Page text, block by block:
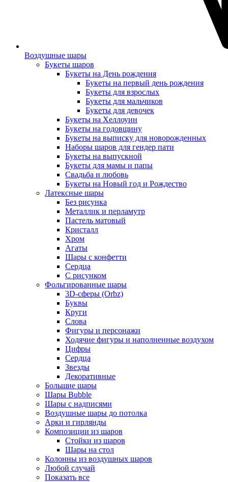
Воздушные шары
Букеты шаров
Букеты на День рождения
Букеты на первый день рождения
Букеты для взрослых
Букеты для мальчиков
Букеты для девочек
Букеты на Хеллоуин
Букеты на годовщину
Букеты на выписку для новорожденных
Наборы шаров для гендер пати
Букеты на выпускной
Букеты для мамы и папы
Свадьба и любовь
Букеты на Новый год и Рождество
Латексные шары
Без рисунка
Металлик и перламутр
Пастель матовый
Кристалл
Хром
Агаты
Шары с конфетти
Сердца
С рисунком
Фольгированные шары
3D-сферы (Orbz)
Буквы
Круги
Слова
Фигуры и персонажи
Ходячие фигуры и наполненные воздухом
Цифры
Сердца
Звезды
Декоративные
Большие шары
Шары Bubble
Шары с надписями
Воздушные шары до потолка
Арки и гирлянды
Композиции из шаров
Стойки из шаров
Шары на стол
Колонны из воздушных шаров
Любой случай
Показать все